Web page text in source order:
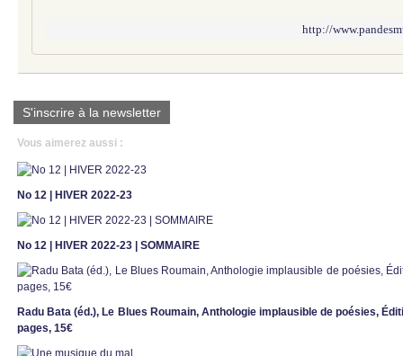
http://
S'inscrire à la newsletter
Vous aimerez aussi :
No 12 | HIVER 2022-23
No 12 | HIVER 2022-23 | SOMMAIRE
Radu Bata (éd.), Le Blues Roumain, Anthologie implausible de poésies,
pages, 15€